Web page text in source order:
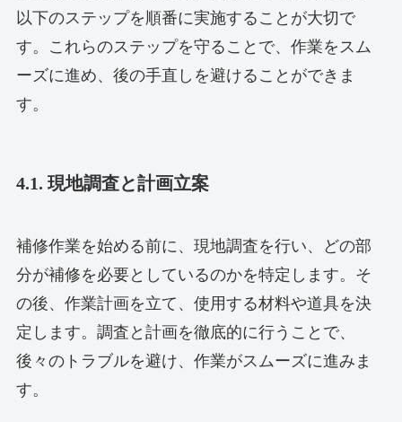
以下のステップを順番に実施することが大切で
す。これらのステップを守ることで、作業をスム
ーズに進め、後の手直しを避けることができま
す。
4.1. 現地調査と計画立案
補修作業を始める前に、現地調査を行い、どの部
分が補修を必要としているのかを特定します。そ
の後、作業計画を立て、使用する材料や道具を決
定します。調査と計画を徹底的に行うことで、
後々のトラブルを避け、作業がスムーズに進みま
す。